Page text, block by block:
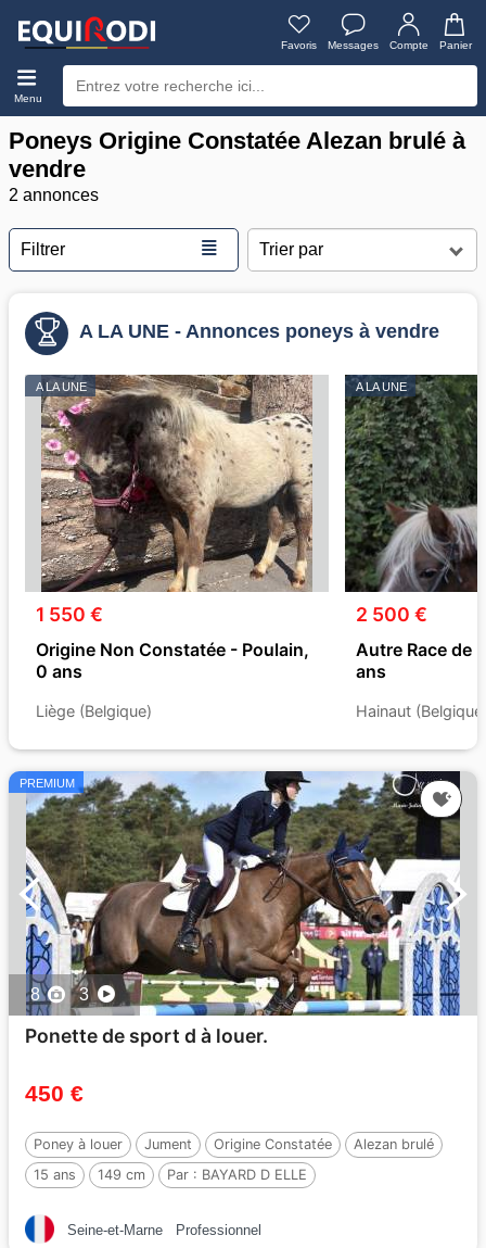
Favoris Messages Compte Panier
Menu
Poneys Origine Constatée Alezan brulé à
vendre
2 annonces
Filtrer ≣
A LA UNE - Annonces poneys à vendre
A LA UNE
1 550 €
Origine Non Constatée - Poulain,
0 ans
Liège (Belgique)
A LA UNE
2 500 €
Autre Race de
ans
Hainaut
PREMIUM
8 3
Ponette de sport d à louer.
450 €
Poney à louer Jument Origine Constatée
Alezan brulé
15 ans
149 cm Par : BAYARD D ELLE
Seine-et-Marne Professionnel